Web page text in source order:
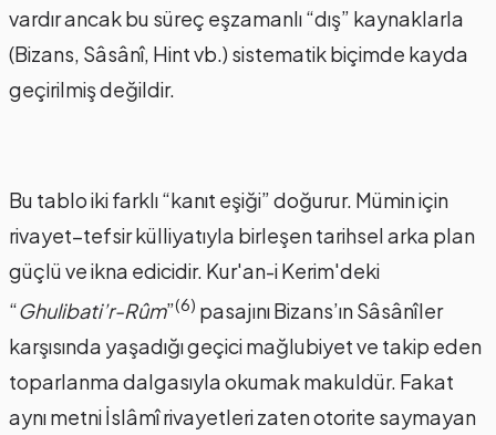
vardır ancak bu süreç eşzamanlı “dış” kaynaklarla
(Bizans, Sâsânî, Hint vb.) sistematik biçimde kayda
geçirilmiş değildir.
Bu tablo iki farklı “kanıt eşiği” doğurur. Mümin için
rivayet–tefsir külliyatıyla birleşen tarihsel arka plan
güçlü ve ikna edicidir. Kur'an-i Kerim'deki
“Ghulibati’r-Rûm”(6) pasajını Bizans’ın Sâsânîler
karşısında yaşadığı geçici mağlubiyet ve takip eden
toparlanma dalgasıyla okumak makuldür. Fakat
aynı metni İslâmî rivayetleri zaten otorite saymayan